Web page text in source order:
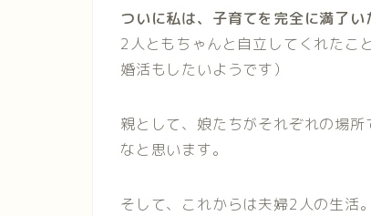
ついに私は、子育てを完全に満了い
2人ともちゃんと自立してくれたこ
婚活もしたいようです）
親として、娘たちがそれぞれの場
なと思います。
そして、これからは夫婦2人の生活。